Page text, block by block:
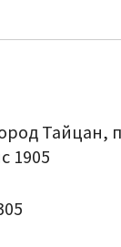
Тайцан,
1905